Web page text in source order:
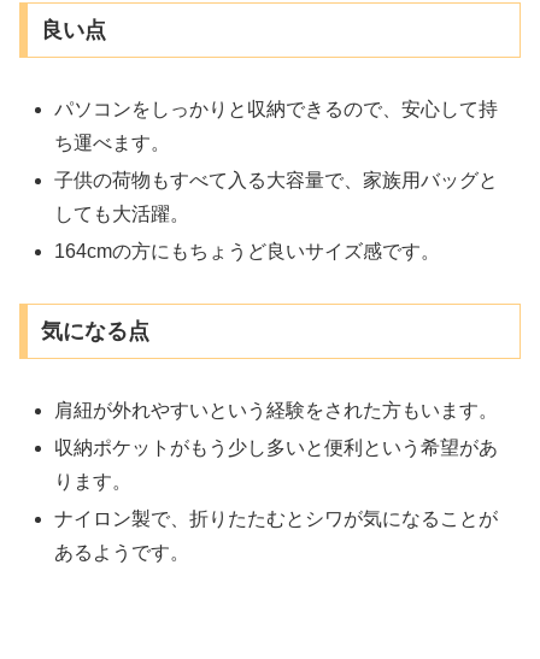
良い点
パソコンをしっかりと収納できるので、安心して持
ち運べます。
子供の荷物もすべて入る大容量で、家族用バッグと
しても大活躍。
164cmの方にもちょうど良いサイズ感です。
気になる点
肩紐が外れやすいという経験をされた方もいます。
収納ポケットがもう少し多いと便利という希望があ
ります。
ナイロン製で、折りたたむとシワが気になることが
あるようです。